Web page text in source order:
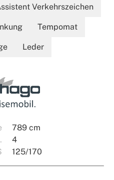
Verkehrszeichen
Tempomat
Leder
789 cm
4
125/170